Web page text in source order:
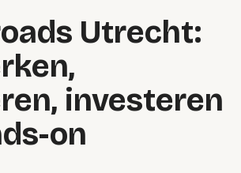
Utrecht:
investeren
on